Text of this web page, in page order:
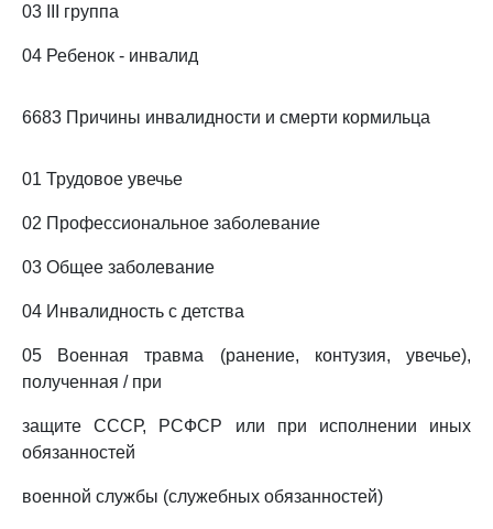
03 III группа
04 Ребенок - инвалид
6683 Причины инвалидности и смерти кормильца
01 Трудовое увечье
02 Профессиональное заболевание
03 Общее заболевание
04 Инвалидность с детства
05 Военная травма (ранение, контузия, увечье),
полученная / при
защите СССР, РСФСР или при исполнении иных
обязанностей
военной службы (служебных обязанностей)